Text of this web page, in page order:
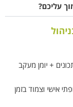
עליכם?
+ יומן מעקב
אישי וצמוד בזמן